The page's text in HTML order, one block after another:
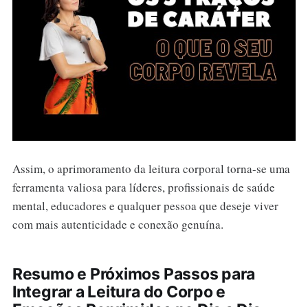
Assim, o aprimoramento da leitura corporal torna-se uma
ferramenta valiosa para líderes, profissionais de saúde
mental, educadores e qualquer pessoa que deseje viver
com mais autenticidade e conexão genuína.
Resumo e Próximos Passos para
Integrar a Leitura do Corpo e